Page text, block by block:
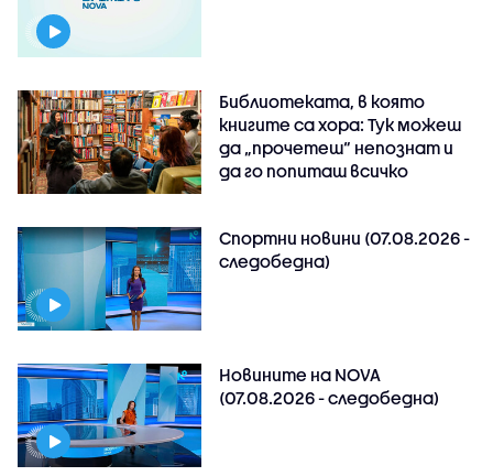
Библиотеката, в която
книгите са хора: Тук можеш
да „прочетеш“ непознат и
да го попиташ всичко
Спортни новини (07.08.2026 -
следобедна)
Новините на NOVA
(07.08.2026 - следобедна)